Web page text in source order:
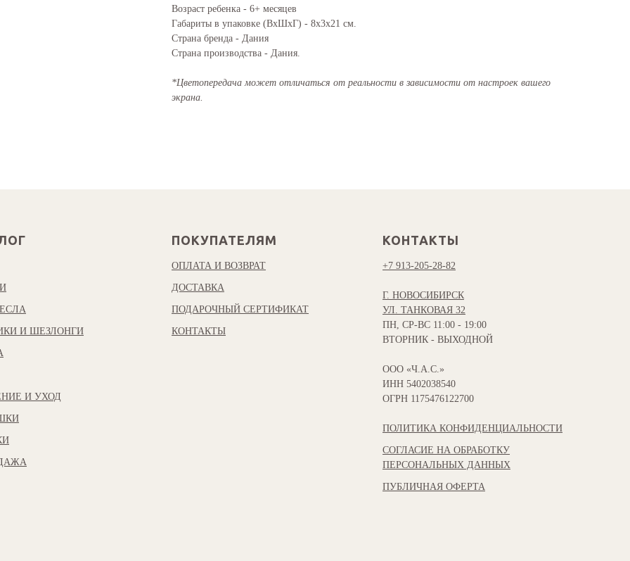
Возраст ребенка - 6+ месяцев
Габариты в упаковке (ВхШхГ) - 8x3x21 см.
Страна бренда - Дания
Страна производства - Дания.
*Цветопередача может отличаться от реальности в зависимости от настроек вашего
экрана.
И ШЕЗЛОНГИ
И УХОД
ПОКУПАТЕЛЯМ
ОПЛАТА И ВОЗВРАТ
ДОСТАВКА
ПОДАРОЧНЫЙ СЕРТИФИКАТ
КОНТАКТЫ
КОНТАКТЫ
+7 913-205-28-82
Г. НОВОСИБИРСК
УЛ. ТАНКОВАЯ 32
ПН, СР-ВС 11:00 - 19:00
ВТОРНИК - ВЫХОДНОЙ
ООО «Ч.А.С.»
ИНН 5402038540
ОГРН 1175476122700
ПОЛИТИКА КОНФИДЕНЦИАЛЬНОСТИ
СОГЛАСИЕ НА ОБРАБОТКУ
ПЕРСОНАЛЬНЫХ ДАННЫХ
ПУБЛИЧНАЯ ОФЕРТА